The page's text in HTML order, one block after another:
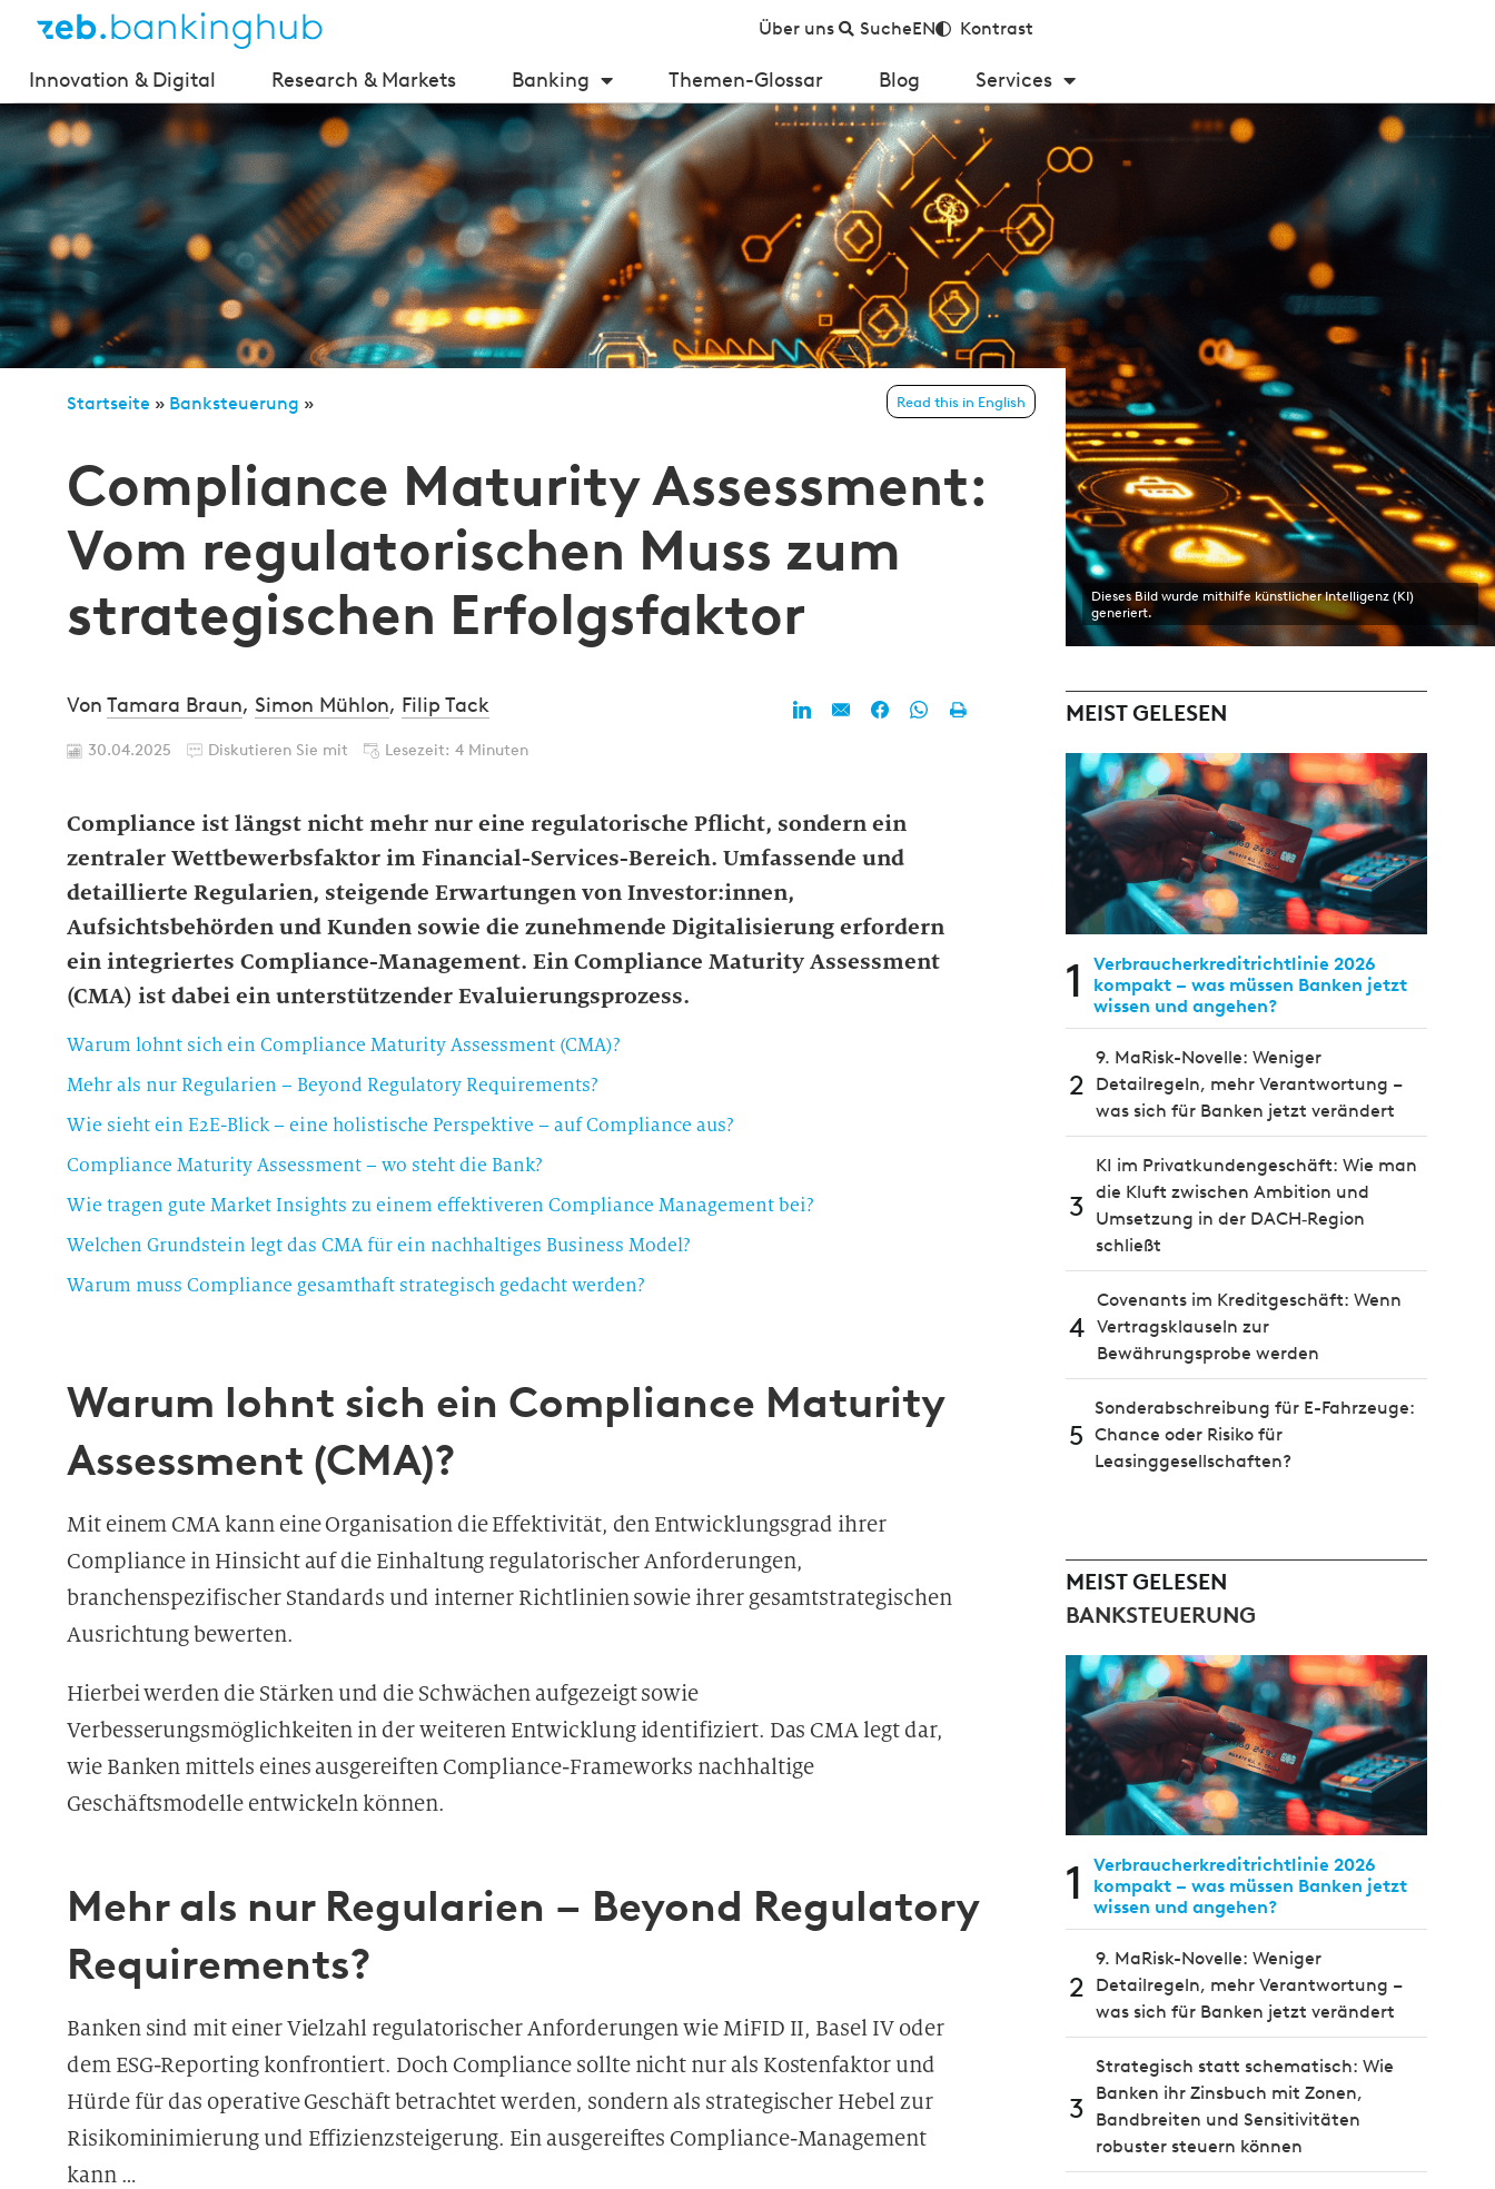
Über uns SucheEN Kontrast
Innovation & Digital Research & Markets Banking Themen-Glossar Blog Services
Startseite » Banksteuerung »
Read this in English
Compliance Maturity Assessment:
Vom regulatorischen Muss zum
strategischen Erfolgsfaktor
Dieses Bild wurde mithilfe künstlicher Intelligenz (KI)
generiert.
Von Tamara Braun, Simon Mühlon, Filip Tack
30.04.2025 Diskutieren Sie mit Lesezeit: 4 Minuten
Compliance ist längst nicht mehr nur eine regulatorische Pflicht, sondern ein
zentraler Wettbewerbsfaktor im Financial-Services-Bereich. Umfassende und
detaillierte Regularien, steigende Erwartungen von Investor:innen,
Aufsichtsbehörden und Kunden sowie die zunehmende Digitalisierung erfordern
ein integriertes Compliance-Management. Ein Compliance Maturity Assessment
(CMA) ist dabei ein unterstützender Evaluierungsprozess.
Warum lohnt sich ein Compliance Maturity Assessment (CMA)?
Mehr als nur Regularien – Beyond Regulatory Requirements?
Wie sieht ein E2E-Blick – eine holistische Perspektive – auf Compliance aus?
Compliance Maturity Assessment – wo steht die Bank?
Wie tragen gute Market Insights zu einem effektiveren Compliance Management bei?
Welchen Grundstein legt das CMA für ein nachhaltiges Business Model?
Warum muss Compliance gesamthaft strategisch gedacht werden?
Warum lohnt sich ein Compliance Maturity
Assessment (CMA)?
Mit einem CMA kann eine Organisation die Effektivität, den Entwicklungsgrad ihrer
Compliance in Hinsicht auf die Einhaltung regulatorischer Anforderungen,
branchenspezifischer Standards und interner Richtlinien sowie ihrer gesamtstrategischen
Ausrichtung bewerten.
Hierbei werden die Stärken und die Schwächen aufgezeigt sowie
Verbesserungsmöglichkeiten in der weiteren Entwicklung identifiziert. Das CMA legt dar,
wie Banken mittels eines ausgereiften Compliance-Frameworks nachhaltige
Geschäftsmodelle entwickeln können.
Mehr als nur Regularien – Beyond Regulatory
Requirements?
Banken sind mit einer Vielzahl regulatorischer Anforderungen wie MiFID II, Basel IV oder
dem ESG-Reporting konfrontiert. Doch Compliance sollte nicht nur als Kostenfaktor und
Hürde für das operative Geschäft betrachtet werden, sondern als strategischer Hebel zur
Risikominimierung und Effizienzsteigerung. Ein ausgereiftes Compliance-Management
kann …
MEIST GELESEN
1
Verbraucherkreditrichtlinie 2026
kompakt – was müssen Banken jetzt
wissen und angehen?
2
9. MaRisk-Novelle: Weniger
Detailregeln, mehr Verantwortung –
was sich für Banken jetzt verändert
3
KI im Privatkundengeschäft: Wie man
die Kluft zwischen Ambition und
Umsetzung in der DACH‑Region
schließt
4
Covenants im Kreditgeschäft: Wenn
Vertragsklauseln zur
Bewährungsprobe werden
5
Sonderabschreibung für E-Fahrzeuge:
Chance oder Risiko für
Leasinggesellschaften?
MEIST GELESEN
BANKSTEUERUNG
1
Verbraucherkreditrichtlinie 2026
kompakt – was müssen Banken jetzt
wissen und angehen?
2
9. MaRisk-Novelle: Weniger
Detailregeln, mehr Verantwortung –
was sich für Banken jetzt verändert
3
Strategisch statt schematisch: Wie
Banken ihr Zinsbuch mit Zonen,
Bandbreiten und Sensitivitäten
robuster steuern können